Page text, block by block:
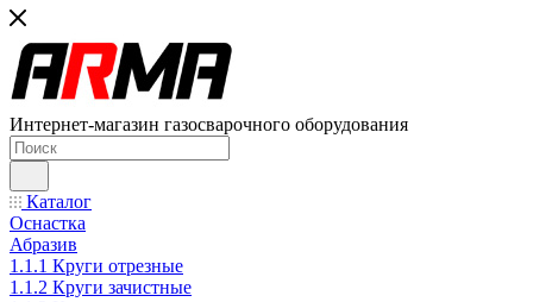
Интернет-магазин газосварочного оборудования
Каталог
Оснастка
Абразив
1.1.1 Круги отрезные
1.1.2 Круги зачистные